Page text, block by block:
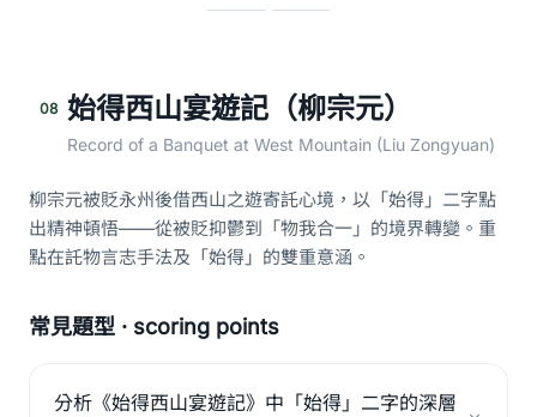
08 始得西山宴遊記（柳宗元）
Record of a Banquet at West Mountain (Liu Zongyuan)
柳宗元被貶永州後借西山之遊寄託心境，以「始得」二字點
出精神頓悟——從被貶抑鬱到「物我合一」的境界轉變。重
點在託物言志手法及「始得」的雙重意涵。
常見題型 · scoring points
分析《始得西山宴遊記》中「始得」二字的深層